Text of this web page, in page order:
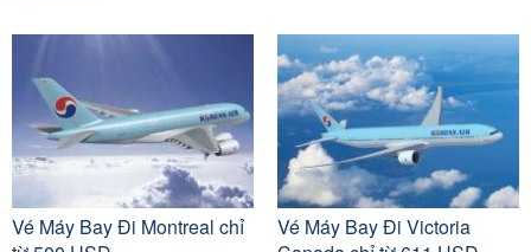
Vé Máy Bay Đi Montreal chỉ
Vé Máy Bay Đi Victoria